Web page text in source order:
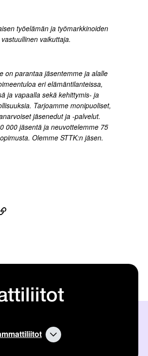
työelämän ja työmarkkinoiden
vaikuttaja.
on parantaa jäsentemme ja alalle
eri elämäntilanteissa,
ja vapaalla sekä kehittymis- ja
Tarjoamme monipuoliset,
jäsenedut ja -palvelut.
000 jäsentä ja neuvottelemme 75
Olemme STTK:n jäsen.